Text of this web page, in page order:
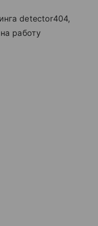
detector404,
работу